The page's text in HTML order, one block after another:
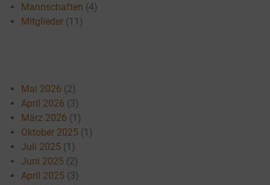
Mannschaften (4)
Mitglieder (11)
Mai 2026 (2)
April 2026 (3)
März 2026 (1)
Oktober 2025 (1)
Juli 2025 (1)
Juni 2025 (2)
April 2025 (3)